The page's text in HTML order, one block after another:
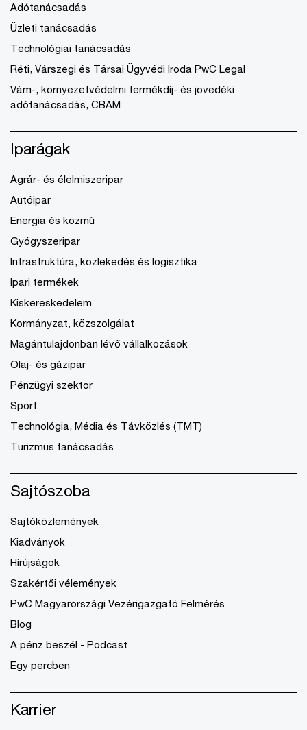
Adótanácsadás
Üzleti tanácsadás
Technológiai tanácsadás
Réti, Várszegi és Társai Ügyvédi Iroda PwC Legal
Vám-, környezetvédelmi termékdíj- és jövedéki
adótanácsadás, CBAM
Iparágak
Agrár- és élelmiszeripar
Autóipar
Energia és közmű
Gyógyszeripar
Infrastruktúra, közlekedés és logisztika
Ipari termékek
Kiskereskedelem
Kormányzat, közszolgálat
Magántulajdonban lévő vállalkozások
Olaj- és gázipar
Pénzügyi szektor
Sport
Technológia, Média és Távközlés (TMT)
Turizmus tanácsadás
Sajtószoba
Sajtóközlemények
Kiadványok
Hírújságok
Szakértői vélemények
PwC Magyarországi Vezérigazgató Felmérés
Blog
A pénz beszél - Podcast
Egy percben
Karrier